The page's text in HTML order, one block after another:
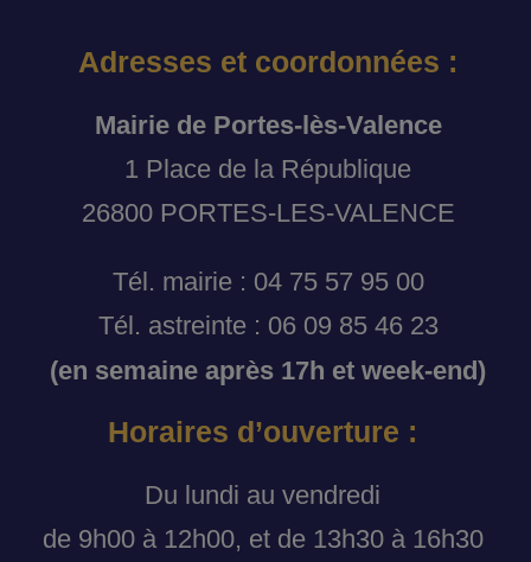
Adresses et coordonnées :
Mairie de Portes-lès-Valence
1 Place de la République
26800 PORTES-LES-VALENCE
Tél. mairie : 04 75 57 95 00
Tél. astreinte : 06 09 85 46 23
(en semaine après 17h et week-end)
Horaires d’ouverture :
Du lundi au vendredi
de 9h00 à 12h00, et de 13h30 à 16h30